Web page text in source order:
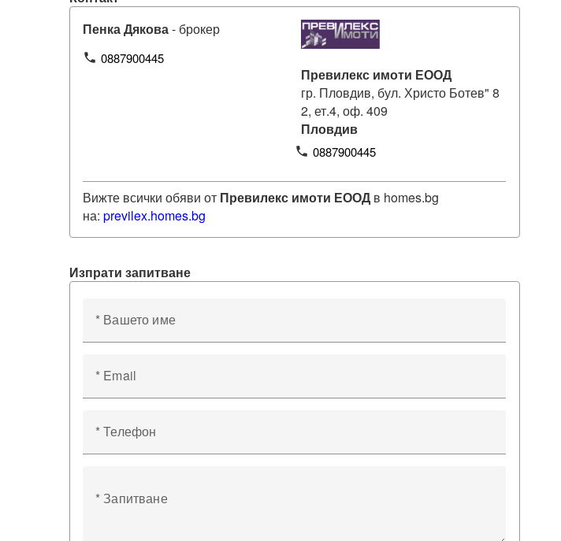
Пенка Дякова- брокер
phone 0887900445
Превилекс имоти ЕООД
гр. Пловдив, бул. Христо Ботев" 8
2, ет.4, оф. 409
Пловдив
phone 0887900445
Вижте всички обяви от Превилекс имоти ЕООД в homes.bg
на: previlex.homes.bg
Изпрати запитване
* Вашето име
* Email
* Телефон
* Запитване